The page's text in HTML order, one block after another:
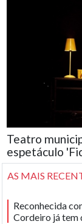
Teatro
espetáculo
AS MAIS
Reconhecida
Cordeiro já tem